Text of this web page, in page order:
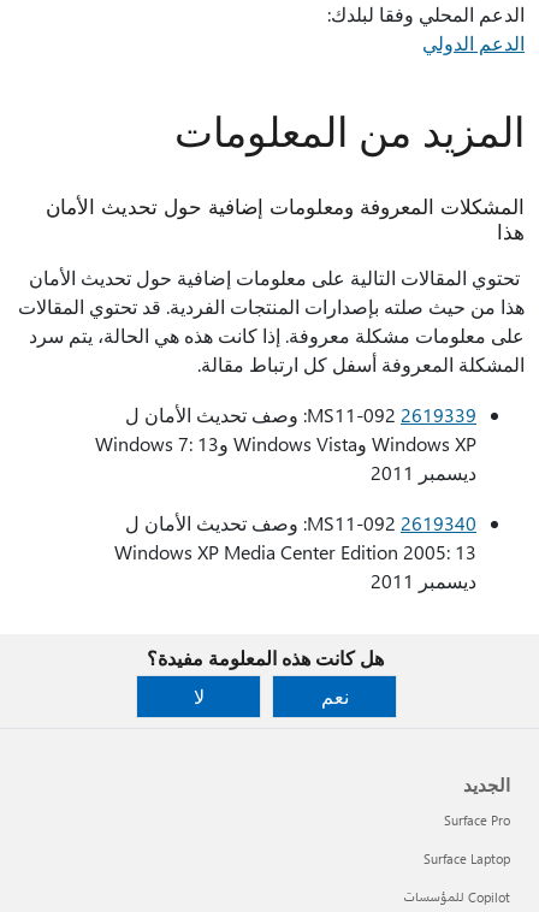
الدعم المحلي وفقا لبلدك:
الدعم الدولي
المزيد من المعلومات
المشكلات المعروفة ومعلومات إضافية حول تحديث الأمان
هذا
تحتوي المقالات التالية على معلومات إضافية حول تحديث الأمان
هذا من حيث صلته بإصدارات المنتجات الفردية. قد تحتوي المقالات
على معلومات مشكلة معروفة. إذا كانت هذه هي الحالة، يتم سرد
المشكلة المعروفة أسفل كل ارتباط مقالة.
2619339
MS11-092: وصف تحديث الأمان ل
Windows XP وWindows Vista وWindows 7: 13
ديسمبر 2011
2619340
MS11-092: وصف تحديث الأمان ل
Windows XP Media Center Edition 2005: 13
ديسمبر 2011
هل كانت هذه المعلومة مفيدة؟
نعم
لا
الجديد
Surface Pro
Surface Laptop
Copilot للمؤسسات